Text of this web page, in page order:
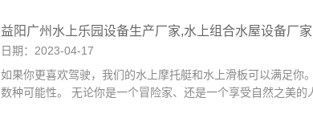
益阳广州水上乐园设备生产厂家,水上组合水屋设备厂
日期：2023-04-17
如果你更喜欢驾驶，我们的水上摩托艇和水上滑板可以满足你
数种可能性。 无论你是一个冒险家、还是一个享受自然之美的